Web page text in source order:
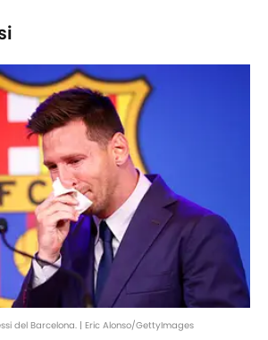
del Barcelona. | Eric Alonso/GettyImages